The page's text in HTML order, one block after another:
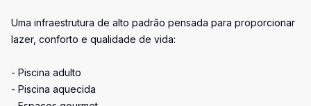
Uma infraestrutura de alto padrão pensada para proporcionar
lazer, conforto e qualidade de vida:
- Piscina adulto
- Piscina aquecida